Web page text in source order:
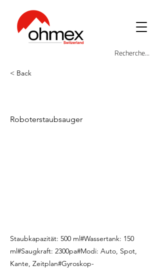
< Back
Roboterstaubsauger
Staubkapazität: 500 ml#Wassertank: 150
ml#Saugkraft: 2300pa#Modi: Auto, Spot,
Kante, Zeitplan#Gyroskop-